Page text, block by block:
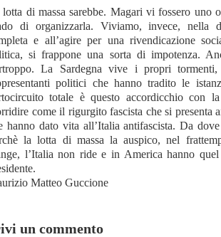
di massa sarebbe. Magari vi fossero uno
di organizzarla. Viviamo, invece, nella
e all’agire per una rivendicazione
si frappone una sorta di impotenza.
La Sardegna vive i propri tormenti,
politici che hanno tradito le
totale è questo accordicchio con
come il rigurgito fascista che si presenta
hanno dato vita all’Italia antifascista. Da
la lotta di massa la auspico, nel
l’Italia non ride e in America hanno
Matteo Guccione
un commento